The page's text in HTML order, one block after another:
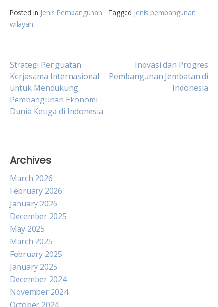
Posted in Jenis Pembangunan Tagged jenis pembangunan
wilayah
Post
navigation
Strategi Penguatan
Kerjasama Internasional
untuk Mendukung
Pembangunan Ekonomi
Dunia Ketiga di Indonesia
Inovasi dan Progres
Pembangunan Jembatan di
Indonesia
Archives
March 2026
February 2026
January 2026
December 2025
May 2025
March 2025
February 2025
January 2025
December 2024
November 2024
October 2024